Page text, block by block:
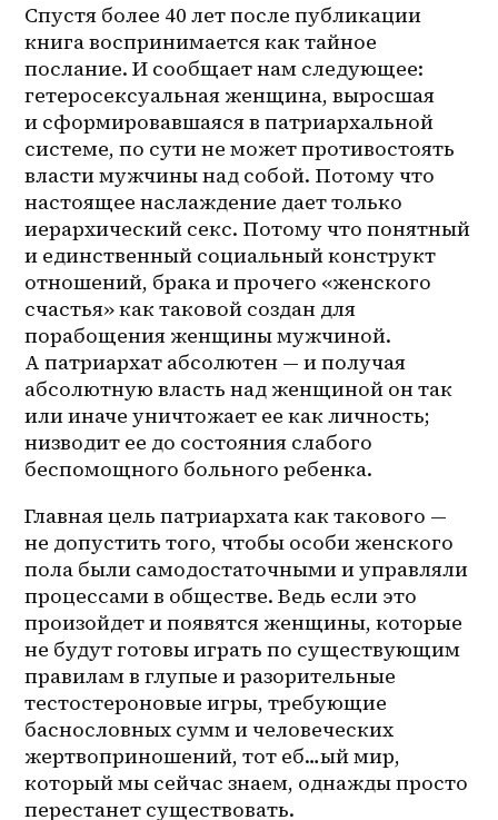
Спустя более 40 лет после публикации
книга воспринимается как тайное
послание. И сообщает нам следующее:
гетеросексуальная женщина, выросшая
и сформировавшаяся в патриархальной
системе, по сути не может противостоять
власти мужчины над собой. Потому что
настоящее наслаждение дает только
иерархический секс. Потому что понятный
и единственный социальный конструкт
отношений, брака и прочего «женского
счастья» как таковой создан для
порабощения женщины мужчиной.
А патриархат абсолютен — и получая
абсолютную власть над женщиной он так
или иначе уничтожает ее как личность;
низводит ее до состояния слабого
беспомощного больного ребенка.
Главная цель патриархата как такового —
не допустить того, чтобы особи женского
пола были самодостаточными и управляли
процессами в обществе. Ведь если это
произойдет и появятся женщины, которые
не будут готовы играть по существующим
правилам в глупые и разорительные
тестостероновые игры, требующие
баснословных сумм и человеческих
жертвоприношений, тот еб…ый мир,
который мы сейчас знаем, однажды просто
перестанет существовать.